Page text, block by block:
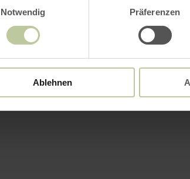
Notwendig
Präferenzen
Ablehnen